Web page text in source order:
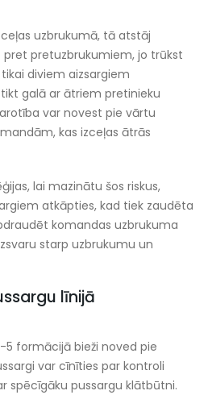
uzbrukumā, tā atstāj
pretuzbrukumiem, jo trūkst
diviem aizsargiem
galā ar ātriem pretinieku
var novest pie vārtu
kas izceļas ātrās
lai mazinātu šos riskus,
atkāpties, kad tiek zaudēta
komandas uzbrukuma
starp uzbrukumu un
līnijā
5 formācijā bieži noved pie
var cīnīties par kontroli
spēcīgāku pussargu klātbūtni.